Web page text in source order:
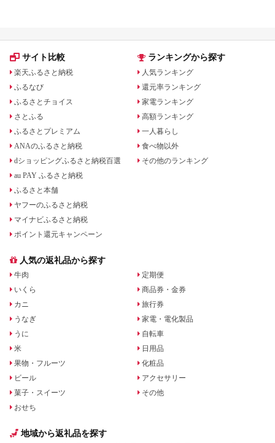
サイト比較
楽天ふるさと納税
ふるなび
ふるさとチョイス
さとふる
ふるさとプレミアム
ANAのふるさと納税
dショッピングふるさと納税百選
au PAY ふるさと納税
ふるさと本舗
ヤフーのふるさと納税
マイナビふるさと納税
ポイント還元キャンペーン
ランキングから探す
人気ランキング
還元率ランキング
家電ランキング
高額ランキング
一人暮らし
食べ物以外
その他のランキング
人気の返礼品から探す
牛肉
いくら
カニ
うなぎ
うに
米
果物・フルーツ
ビール
菓子・スイーツ
おせち
定期便
商品券・金券
旅行券
家電・電化製品
自転車
日用品
化粧品
アクセサリー
その他
地域から返礼品を探す